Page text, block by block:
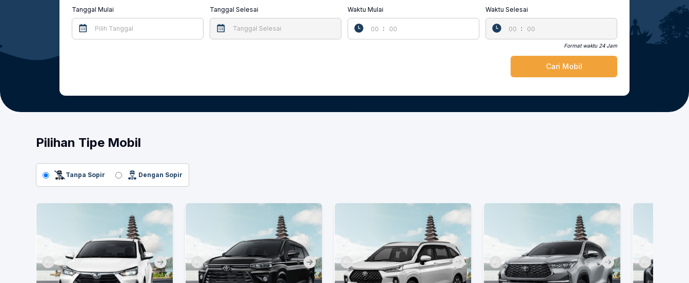
Tanggal Mulai Tanggal Selesai Waktu Mulai
:
Waktu Selesai
:
Format waktu 24 Jam
Cari Mobil
Pilihan Tipe Mobil
Tanpa Sopir Dengan Sopir